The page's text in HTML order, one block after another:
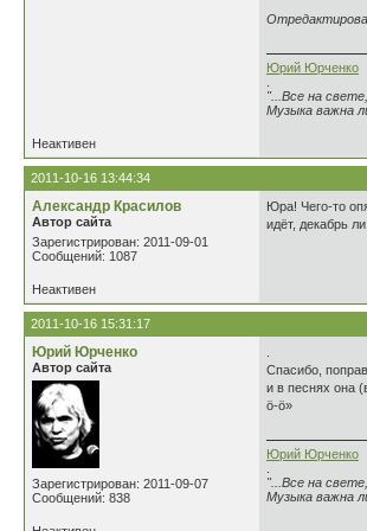
Юрий Юрченко
"...Все на
Музыка важна
Неактивен
2011-10-16 13:44:34
Александр Красилов
Автор сайта
Зарегистрирован: 2011-09-01
Сообщений: 1087
Юра! Чего-то
идёт, декабрь
Неактивен
2011-10-16 15:31:17
Юрий Юрченко
Автор сайта
Зарегистрирован: 2011-09-07
Сообщений: 838
Спасибо,
и в песнях она
ö-ö»
Юрий Юрченко
"...Все на
Музыка важна